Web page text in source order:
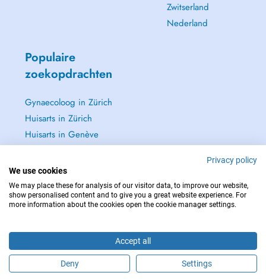
Zwitserland
Nederland
Populaire
zoekopdrachten
Gynaecoloog in Zürich
Huisarts in Zürich
Huisarts in Genève
NEEM IN GEVAL VAN NOOD CONTACT OP MET : 144
Copyright © 2026 - DOCTENA Switzerland GmbH - Hagenholzstrasse 81a, 8050
Zürich, Switzerland
Privacy policy
We use cookies
We may place these for analysis of our visitor data, to improve our website,
show personalised content and to give you a great website experience. For
more information about the cookies open the cookie manager settings.
Accept all
Deny Settings